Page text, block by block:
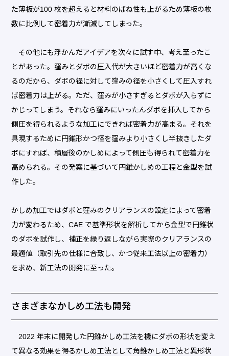
た薄板が100 枚を超えると材料のばね性も上がるため薄板の枚
数に比例して密着力が漸減してしまった。
その他にも浮かんだアイデアを次々に試す中、考え至ったこ
とがあった。窪みとダボの圧入代が大きいほど密着力が高くな
るのだから、ダボの径に対して窪みの径を小さくして圧入すれ
ば密着力は上がる。ただ、窪みが小さすぎるとダボが入らずに
かじってしまう。それなら窪みにいったんダボを挿入してから
側圧を得られるような加工にできれば密着力が高まる。それを
具現するために円錐形かつ径を窪みより小さくし半抜きしたダ
ボにすれば、積層後のかしめによって側圧も得られて密着力を
高められる。その発案に基づいて円錐かしめの工程と金型を試
作した。
かしめ加工ではダボと窪みのクリアランスの設定によって密着
力が変わるため、CAE で基準形状を解析してから金型で円錐状
のダボを試作し、補正を繰り返しながら実際のクリアランスの
最適値（取引先の仕様に合致し、かつ従来工法以上の密着力）
を求め、新工法の開発に至った。
さまざまなかしめ工法も開発
2022 年末に開発した円錐かしめ工法を機にダボの形状を変え
て異なる効果を得るかしめ工法として角錐かしめ工法と異形状